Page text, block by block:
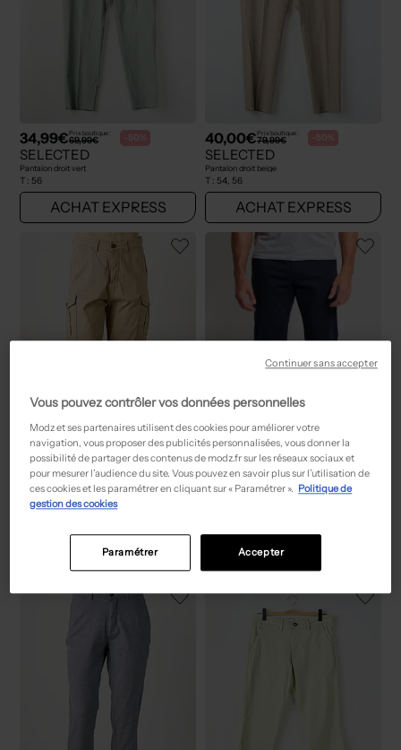
34,99€Prix boutique :
69,99€ -50%
SELECTED
Pantalon droit vert
T : 56
ACHAT EXPRESS
40,00€Prix boutique :
79,99€ -50%
SELECTED
Pantalon droit beige
T : 54, 56
ACHAT EXPRESS
34,99€Prix boutique :
69,99€ -50%
SELECTED
ACHAT EXPRESS
30,00€ Prix boutique :
59,99€ -50%
ACHAT EXPRESS
Vous pouvez contrôler vos données personnelles
Modz et ses partenaires utilisent des cookies pour améliorer votre
navigation, vous proposer des publicités personnalisées, vous donner la
possibilité de partager des contenus de modz.fr sur les réseaux sociaux et
pour mesurer l’audience du site. Vous pouvez en savoir plus sur l’utilisation de
ces cookies et les paramétrer en cliquant sur « Paramétrer ». Politique de
gestion des cookies
Accepter
Paramétrer
Continuer sans accepter